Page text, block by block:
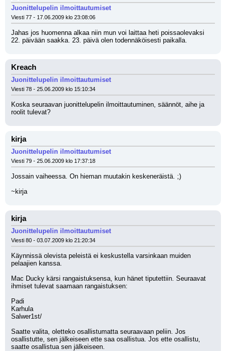
Juonittelupelin ilmoittautumiset
Viesti 77 - 17.06.2009 klo 23:08:06
Jahas jos huomenna alkaa niin mun voi laittaa heti poissaolevaksi
22. päivään saakka. 23. päivä olen todennäköisesti paikalla.
Kreach
Juonittelupelin ilmoittautumiset
Viesti 78 - 25.06.2009 klo 15:10:34
Koska seuraavan juonittelupelin ilmoittautuminen, säännöt, aihe ja
roolit tulevat?
kirja
Juonittelupelin ilmoittautumiset
Viesti 79 - 25.06.2009 klo 17:37:18
Jossain vaiheessa. On hieman muutakin keskeneräistä. ;)
~kirja
kirja
Juonittelupelin ilmoittautumiset
Viesti 80 - 03.07.2009 klo 21:20:34
Käynnissä olevista peleistä ei keskustella varsinkaan muiden
pelaajien kanssa.
Mac Ducky kärsi rangaistuksensa, kun hänet tiputettiin. Seuraavat
ihmiset tulevat saamaan rangaistuksen:
Padi
Karhula
Salwer1st/
Saatte valita, oletteko osallistumatta seuraavaan peliin. Jos
osallistutte, sen jälkeiseen ette saa osallistua. Jos ette osallistu,
saatte osallistua sen jälkeiseen.